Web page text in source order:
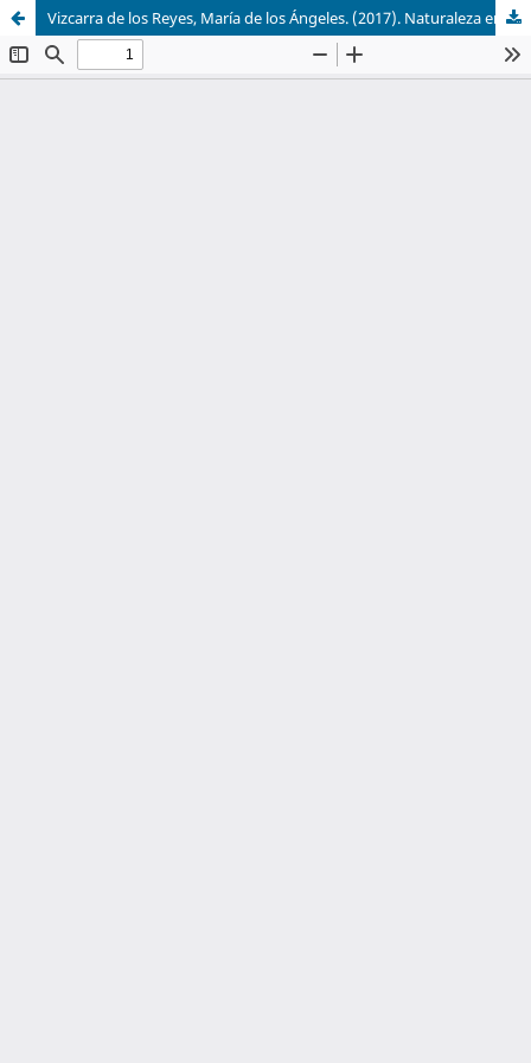
Vizcarra de los Reyes, María de los Ángeles. (2017). Naturaleza en el habitar. Tradiciones constructivas en madera y fibras naturales. ISBN: 9786070289859. México: Facultad de Arquitectura UNAM